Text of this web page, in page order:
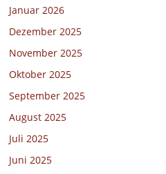
Januar 2026
Dezember 2025
November 2025
Oktober 2025
September 2025
August 2025
Juli 2025
Juni 2025